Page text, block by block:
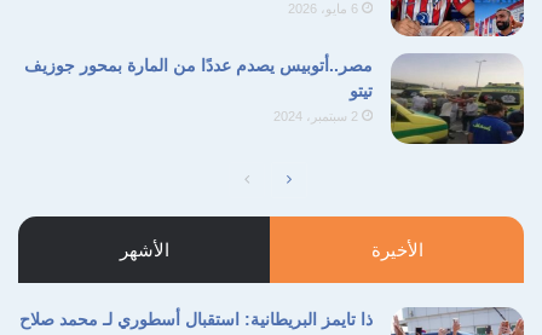
6 مايو، 2026
مصر..أتوبيس يصدم عددًا من المارة بمحور جوزيف
تيتو
2 سبتمبر، 2024
الصفحة
السابقة
الصفحة
التالية
الأخيرة الأشهر
ذا تايمز البريطانية: استقبال أسطوري لـ محمد صلاح